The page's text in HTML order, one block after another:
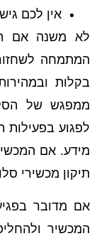
אין לכם
לא משנה אם
המתמחה
בקלות
ממפגש של
לפגוע בפעילות
מידע. אם
תיקון מכשירי
אם מדובר
המכשיר